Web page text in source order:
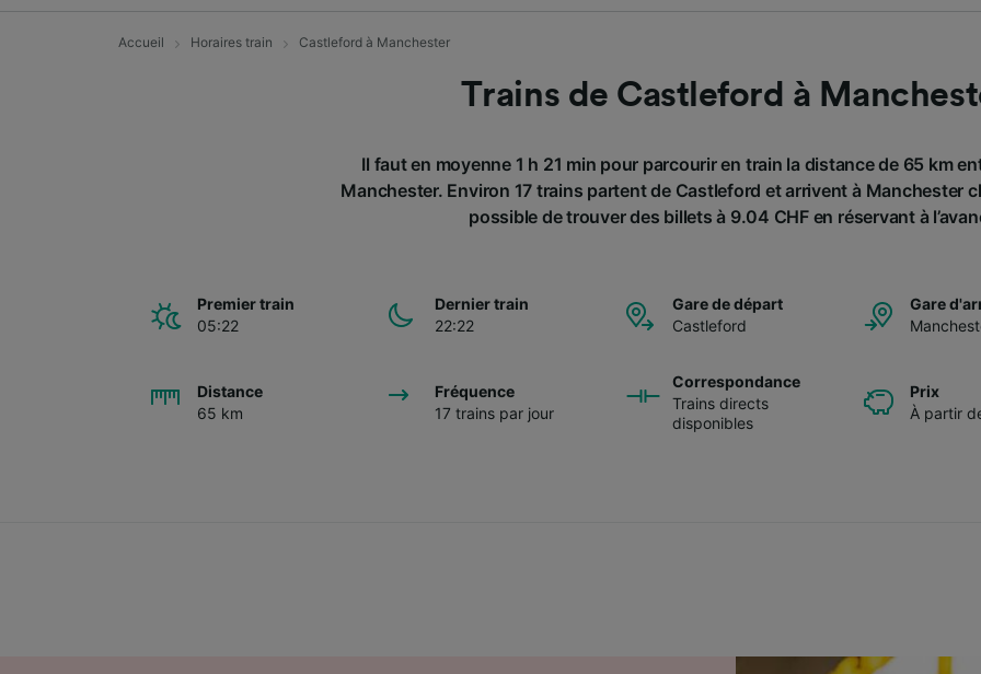
Accueil Horaires train Castleford à Manchester
Trains de Castleford à
Il faut en moyenne 1 h 21 min pour parcourir en train la distance de 65 km
Manchester. Environ 17 trains partent de Castleford et arrivent à Manchester
possible de trouver des billets à 9.04 CHF en réservant à
Premier train
05:22
Dernier train
22:22
Gare de départ
Castleford
Gare
Distance
65 km
Fréquence
17 trains par jour
Correspondance
Trains directs
disponibles
Prix
À partir